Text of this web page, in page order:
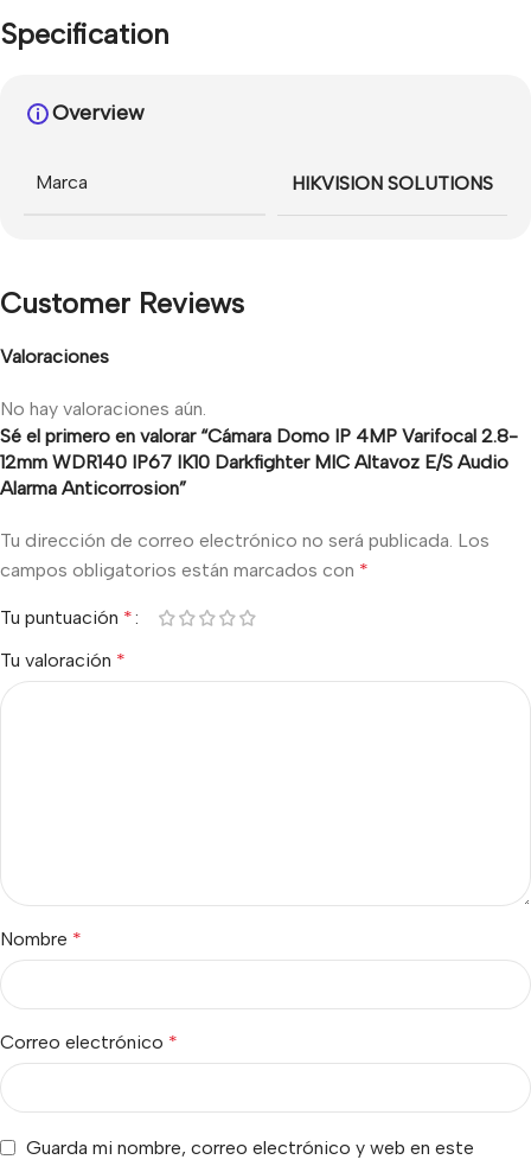
Specification
Overview
Marca HIKVISION SOLUTIONS
Customer Reviews
Valoraciones
No hay valoraciones aún.
Sé el primero en valorar “Cámara Domo IP 4MP Varifocal 2.8-
12mm WDR140 IP67 IK10 Darkfighter MIC Altavoz E/S Audio
Alarma Anticorrosion”
Tu dirección de correo electrónico no será publicada. Los
campos obligatorios están marcados con *
Tu puntuación *
Tu valoración *
Nombre *
Correo electrónico *
Guarda mi nombre, correo electrónico y web en este